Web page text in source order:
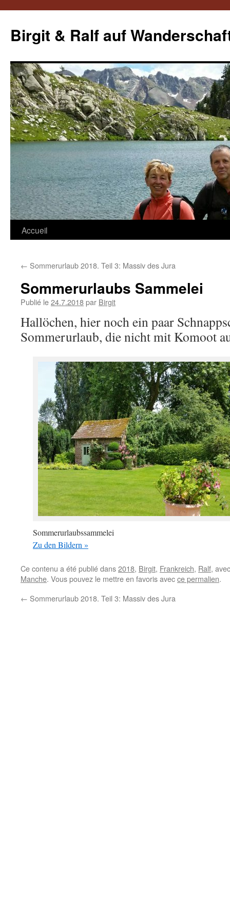
contenu
Birgit & Ralf auf
Accueil
← Sommerurlaub 2018. Teil 3: Massiv des Jura
Sommerurlaubs Sammelei
Publié le24.7.2018par Birgit
Hallöchen, hier noch ein paar
Sommerurlaub, die nicht mit Komoot
Sommerurlaubssammelei
Zu den Bildern »
Ce contenu a été publié dans2018, Birgit, Frankreich, Ralf,
Manche. Vous pouvez le mettre en favoris avecce permalien.
← Sommerurlaub 2018. Teil 3: Massiv des Jura